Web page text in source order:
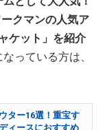
クマンの人気ア
ケット」を紹介
っている方は、
ター16選！重宝す
ィースにおすすめ